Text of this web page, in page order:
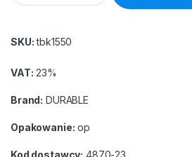
SKU:tbk1550
VAT: 23%
Brand: DURABLE
Opakowanie: op
Kod dostawcy: 4870-23